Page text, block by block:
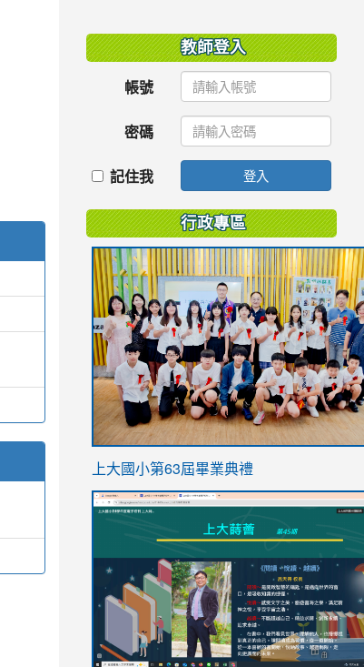
教師登入
帳號
密碼
記住我 登入
行政專區
link
https://sites.google.com/stes.tyc.edu.tw/
上大國小第63屆畢業典禮
link